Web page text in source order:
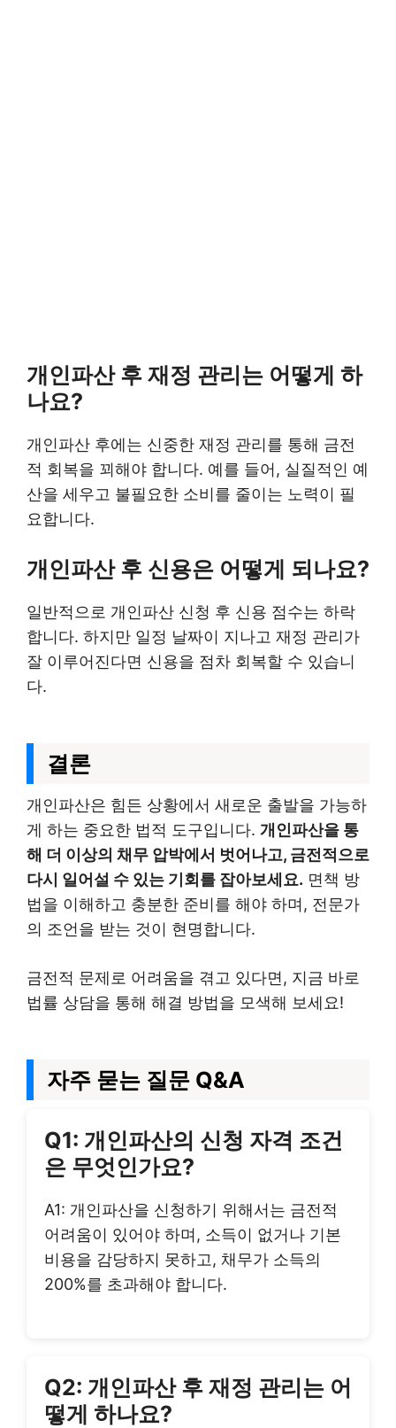
개인파산 후 재정 관리는 어떻게 하
나요?
개인파산 후에는 신중한 재정 관리를 통해 금전
적 회복을 꾀해야 합니다. 예를 들어, 실질적인 예
산을 세우고 불필요한 소비를 줄이는 노력이 필
요합니다.
개인파산 후 신용은 어떻게 되나요?
일반적으로 개인파산 신청 후 신용 점수는 하락
합니다. 하지만 일정 날짜이 지나고 재정 관리가
잘 이루어진다면 신용을 점차 회복할 수 있습니
다.
결론
개인파산은 힘든 상황에서 새로운 출발을 가능하
게 하는 중요한 법적 도구입니다. 개인파산을 통
해 더 이상의 채무 압박에서 벗어나고, 금전적으로
다시 일어설 수 있는 기회를 잡아보세요. 면책 방
법을 이해하고 충분한 준비를 해야 하며, 전문가
의 조언을 받는 것이 현명합니다.
금전적 문제로 어려움을 겪고 있다면, 지금 바로
법률 상담을 통해 해결 방법을 모색해 보세요!
자주 묻는 질문 Q&A
Q1: 개인파산의 신청 자격 조건
은 무엇인가요?
A1: 개인파산을 신청하기 위해서는 금전적
어려움이 있어야 하며, 소득이 없거나 기본
비용을 감당하지 못하고, 채무가 소득의
200%를 초과해야 합니다.
Q2: 개인파산 후 재정 관리는 어
떻게 하나요?